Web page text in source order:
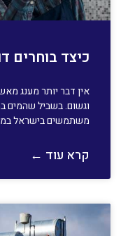
כיצד בוחרים
אין דבר יותר מענג
וגשום. בשביל שהמים
משתמשים בישראל
קרא עוד ←